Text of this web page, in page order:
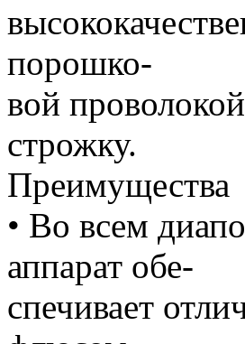
порошко-
вой
строжку.
Преимущества
• Во всем
аппарат обе-
спечивает